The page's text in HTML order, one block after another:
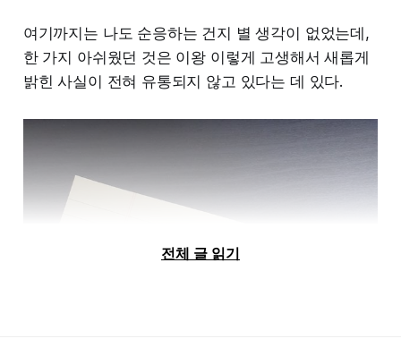
낸 판화지만, 육필화는 유일한 한 점이라는 점에서 희
소성이 있습니다. 원래 우키요에가 처음 유행할 때도
육필화로 시작했습니다. 대량 복제된 이미지 뒤에 가
서 우키요에 연구에 중요한 자료가 되기도 합니다.
섹션 4. 150년 만의 재회
여기까지는 나도 순응하는 건지 별 생각이 없었는데,
한 가지 아쉬웠던 것은 이왕 이렇게 고생해서 새롭게
밝힌 사실이 전혀 유통되지 않고 있다는 데 있다.
전체 글 읽기